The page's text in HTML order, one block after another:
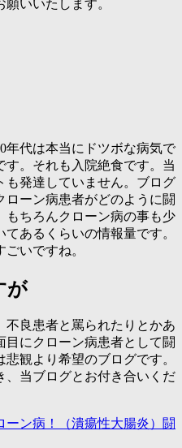
いいたします。
年代は本当にドツボな病気で
。それも入院絶食です。当
も発達していません。ブログ
ーン病患者がどのように闘
もちろんクローン病の事も少
あるくらいの情報量です。
いですね。
が
不良患者と罵られたりとかあ
目にクローン病患者として闘
観より希望のブログです。
、当ブログとお付き合いくだ
ン病！（潰瘍性大腸炎）闘